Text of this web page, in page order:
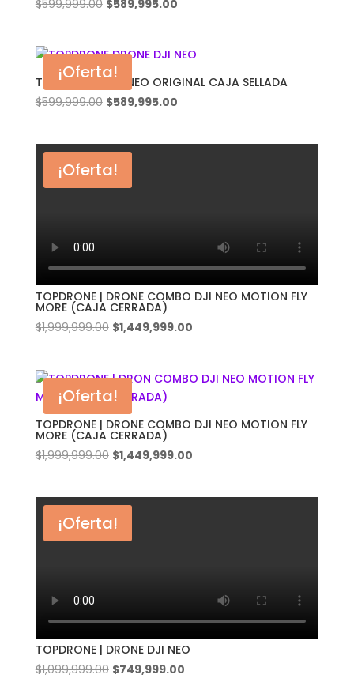
$599,999.00
era:
$599,999.00.
$589,995.00
es:
$589,995.00.
¡Oferta!
TOPDRONE | DJI NEO ORIGINAL CAJA SELLADA
$599,999.00 El
era:
$599,999.00.
$589,995.00El
¡Oferta!
TOPDRONE | DRONE COMBO DJI NEO MOTION FLY
MORE (CAJA CERRADA)
$1,999,999.00 El
era:
$1,999,999.00.
$1,449,999.00El
es:
¡Oferta!
TOPDRONE | DRONE COMBO DJI NEO MOTION FLY
MORE (CAJA CERRADA)
$1,999,999.00 El
era:
$1,999,999.00.
$1,449,999.00El
¡Oferta!
TOPDRONE | DRONE DJI NEO
$1,099,999.00 El
$749,999.00El